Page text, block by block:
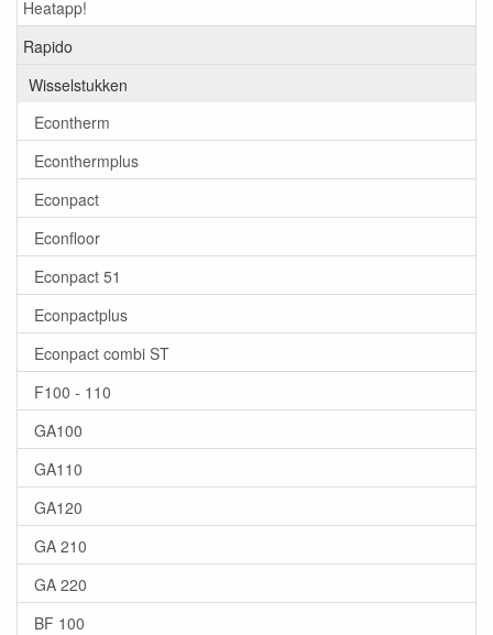
Heatapp!
Rapido
Wisselstukken
Econtherm
Econthermplus
Econpact
Econfloor
Econpact 51
Econpactplus
Econpact combi ST
F100 - 110
GA100
GA110
GA120
GA 210
GA 220
BF 100